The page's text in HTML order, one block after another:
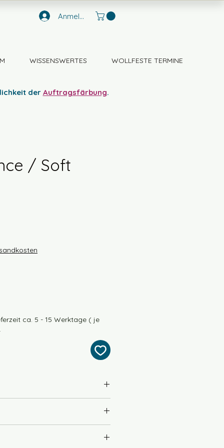
Anmelden
WISSENSWERTES WOLLFESTE TERMINE
/ Soft
ca. 5 - 15 Werktage ( je
/ 100g
4fach
der Auftragsfärbung.